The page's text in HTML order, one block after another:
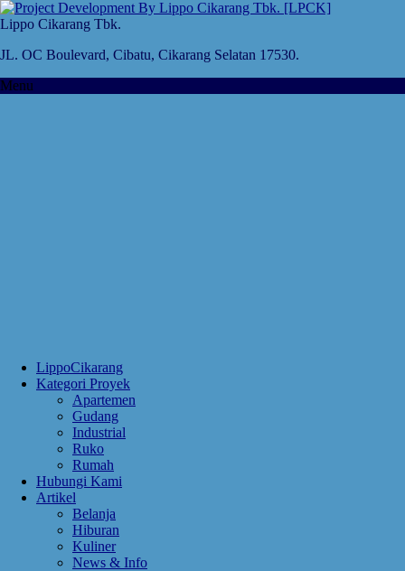
Lippo Cikarang Tbk.
JL. OC Boulevard, Cibatu, Cikarang Selatan 17530.
Menu
LippoCikarang
Kategori Proyek
Apartemen
Gudang
Industrial
Ruko
Rumah
Hubungi Kami
Artikel
Belanja
Hiburan
Kuliner
News & Info